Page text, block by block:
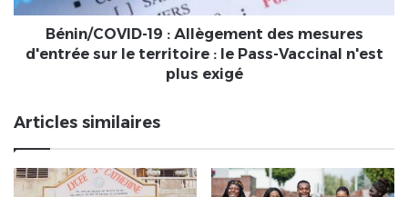
le
territoire
n'est
plus
exigé
Bénin/COVID-19 : Allègement des mesures
d'entrée sur le territoire : le Pass-Vaccinal n'est
plus exigé
Articles similaires